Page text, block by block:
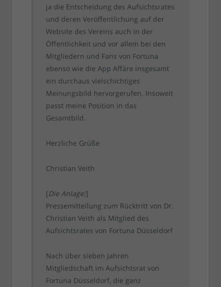
ja die Entscheidung des Aufsichtsrates
und deren Veröffentlichung auf der
Website des Vereins auch in der
Öffentlichkeit und vor allem bei den
Mitgliedern und Fans von Fortuna
ebenso wie die App Affäre insgesamt
ein durchaus vielschichtiges
Meinungsbild hervorgerufen. Insoweit
passt meine Position in das
Gesamtbild.
Herzliche Grüße
Christian Veith
[Die Anlage:]
Pressemitteilung zum Rücktritt von Dr.
Christian Veith als Mitglied des
Aufsichtsrates von Fortuna Düsseldorf
Nach über sieben Jahren
Mitgliedschaft im Aufsichtsrat von
Fortuna Düsseldorf, die ganz